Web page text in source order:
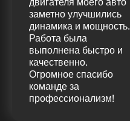
заметно улучшились
динамика и мощность.
Работа была
выполнена быстро и
качественно.
Огромное спасибо
команде за
профессионализм!